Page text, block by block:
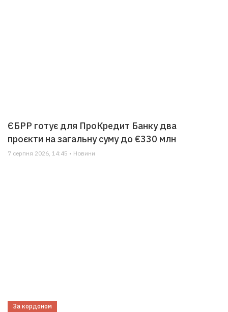
ЄБРР готує для ПроКредит Банку два
проєкти на загальну суму до €330 млн
7 серпня 2026, 14:45 • Новини
За кордоном